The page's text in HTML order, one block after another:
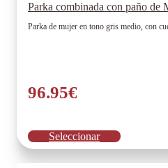
Parka combinada con paño de
Parka de mujer en tono gris medio, con
96.95€
Seleccionar
Este
producto
tiene